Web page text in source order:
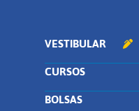
VESTIBULAR
CURSOS
BOLSAS